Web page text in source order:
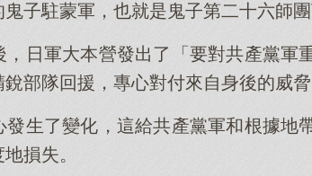
子駐蒙軍，也就是鬼子第二十六師
，日軍大本營發出了「要對共產黨軍
部隊回援，專心對付來自身後的威脅
發生了變化，這給共產黨軍和根據地
損失。